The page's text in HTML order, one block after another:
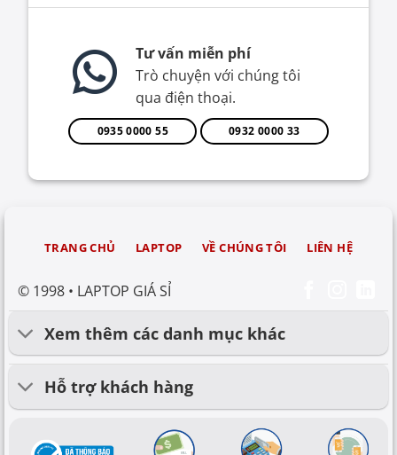
Tư vấn miễn phí
Trò chuyện với chúng tôi
qua điện thoại.
0935 0000 55 0932 0000 33
© 1998 • LAPTOP GIÁ SỈ
TRANG CHỦ LAPTOP VỀ CHÚNG TÔI LIÊN HỆ
Xem thêm các danh mục khác
Hỗ trợ khách hàng